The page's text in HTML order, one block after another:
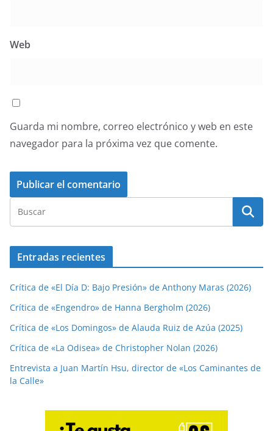
Web
Guarda mi nombre, correo electrónico y web en este
navegador para la próxima vez que comente.
Entradas recientes
Crítica de «El Día D: Bajo Presión» de Anthony Maras (2026)
Crítica de «Engendro» de Hanna Bergholm (2026)
Crítica de «Los Domingos» de Alauda Ruiz de Azúa (2025)
Crítica de «La Odisea» de Christopher Nolan (2026)
Entrevista a Juan Martín Hsu, director de «Los Caminantes de
la Calle»